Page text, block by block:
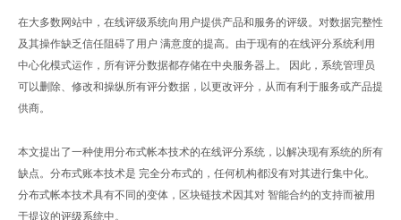
在大多数网站中，在线评级系统向用户提供产品和服务的评级。对数据完整性
及其操作缺乏信任阻碍了用户 满意度的提高。由于现有的在线评分系统利用
中心化模式运作，所有评分数据都存储在中央服务器上。 因此，系统管理员
可以删除、修改和操纵所有评分数据，以更改评分，从而有利于服务或产品提
供商。
本文提出了一种使用分布式帐本技术的在线评分系统，以解决现有系统的所有
缺点。分布式账本技术是 完全分布式的，任何机构都没有对其进行集中化。
分布式帐本技术具有不同的变体，区块链技术因其对 智能合约的支持而被用
于提议的评级系统中。